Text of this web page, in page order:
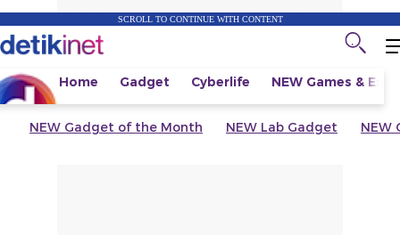
SCROLL TO CONTINUE WITH CONTENT
Home Gadget Cyberlife NEW Games &
NEW Gadget of the Month NEW Lab Gadget NEW